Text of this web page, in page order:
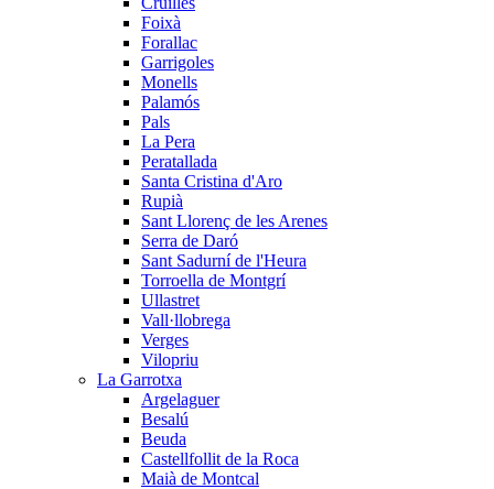
Foixà
Forallac
Garrigoles
Monells
Palamós
Pals
La Pera
Peratallada
Santa Cristina d'Aro
Rupià
Sant Llorenç de les Arenes
Serra de Daró
Sant Sadurní de l'Heura
Torroella de Montgrí
Ullastret
Vall·llobrega
Verges
Vilopriu
La Garrotxa
Argelaguer
Besalú
Beuda
Castellfollit de la Roca
Maià de Montcal